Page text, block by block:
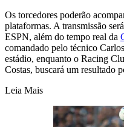
Os torcedores poderão
plataformas. A transmissão
ESPN, além do tempo real da
comandado pelo técnico
estádio, enquanto o Racing
Costas, buscará um resultado
Leia Mais